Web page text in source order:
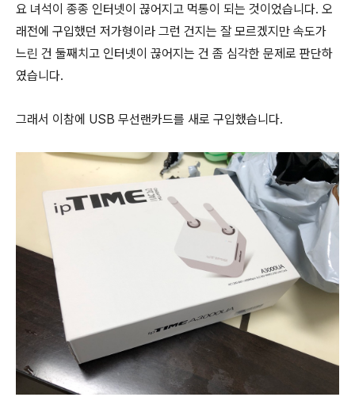
요 녀석이 종종 인터넷이 끊어지고 먹통이 되는 것이었습니다. 오
래전에 구입했던 저가형이라 그런 건지는 잘 모르겠지만 속도가
느린 건 둘째치고 인터넷이 끊어지는 건 좀 심각한 문제로 판단하
였습니다.
그래서 이참에 USB 무선랜카드를 새로 구입했습니다.